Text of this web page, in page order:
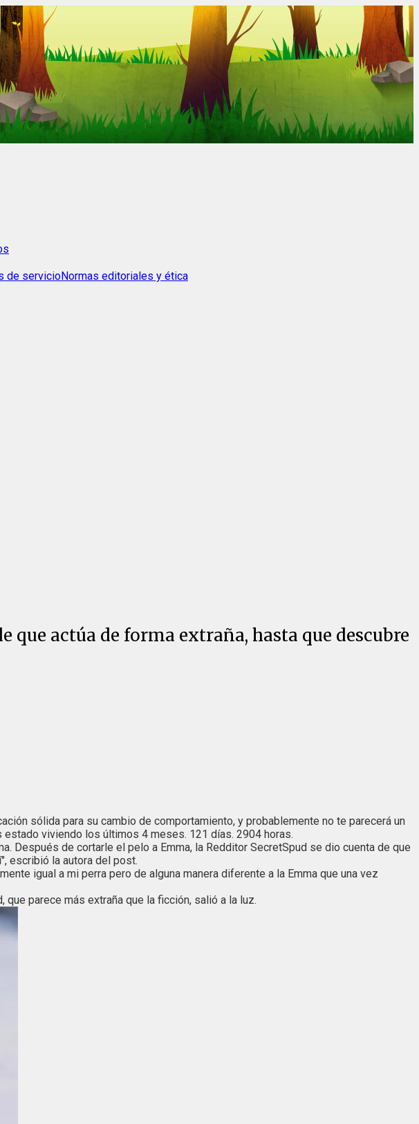
de servicioNormas editoriales y ética
que actúa de forma extraña, hasta que descubre
sólida para su cambio de comportamiento, y probablemente no te parecerá un
viviendo los últimos 4 meses. 121 días. 2904 horas.
Después de cortarle el pelo a Emma, la Redditor SecretSpud se dio cuenta de que
escribió la autora del post.
igual a mi perra pero de alguna manera diferente a la Emma que una vez
que parece más extraña que la ficción, salió a la luz.